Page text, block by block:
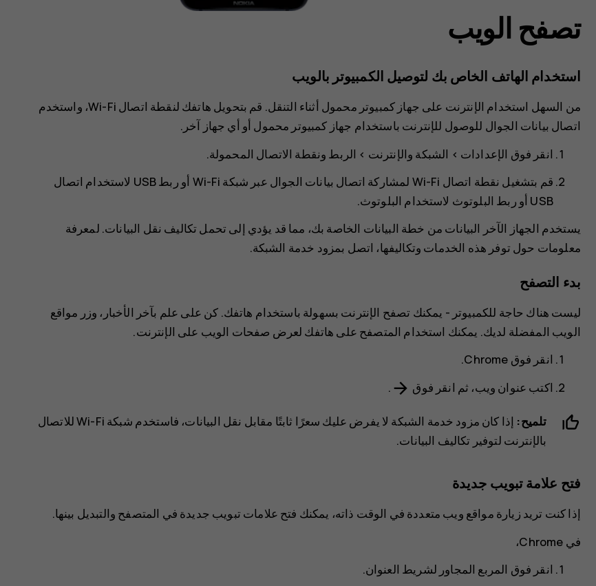
تصفح الويب
استخدام الهاتف الخاص بك لتوصيل الكمبيوتر بالويب
من السهل استخدام الإنترنت على جهاز كمبيوتر محمول أثناء التنقل. قم بتحويل هاتفك لنقطة اتصال Wi-Fi، واستخدم
اتصال بيانات الجوال للوصول للإنترنت باستخدام جهاز كمبيوتر محمول أو أي جهاز آخر.
انقر فوق
>
> الربط ونقطة الاتصال المحمولة‬‏‫.
قم بتشغيل نقطة اتصال Wi-Fi لمشاركة اتصال بيانات الجوال عبر شبكة Wi-Fi أو ربط USB
لاستخدام اتصال
USB أو
ربط البلوتوث لاستخدام البلوتوث.
يستخدم الجهاز الآخر البيانات من خطة البيانات الخاصة بك، مما قد يؤدي إلى تحمل تكاليف نقل البيانات. لمعرفة
معلومات حول توفر هذه الخدمات وتكاليفها، اتصل بمزود خدمة الشبكة.
بدء التصفح
ليست هناك حاجة للكمبيوتر - يمكنك تصفح الإنترنت بسهولة باستخدام هاتفك. كن على علم بآخر الأخبار، وزر مواقع
الويب المفضلة لديك. يمكنك استخدام المتصفح على هاتفك لعرض صفحات الويب على الإنترنت.
انقر فوق Chrome
.
اكتب عنوان ويب، ثم انقر فوق arrow_forward
.
تلميح:
إذا كان مزود خدمة الشبكة لا يفرض عليك سعرًا ثابتًا مقابل نقل البيانات، فاستخدم شبكة Wi-Fi للاتصال
بالإنترنت لتوفير تكاليف البيانات.
فتح علامة تبويب جديدة
إذا كنت تريد زيارة مواقع ويب متعددة في الوقت ذاته، يمكنك فتح علامات تبويب جديدة في المتصفح والتبديل بينها.
في Chrome،
انقر فوق المربع المجاور لشريط العنوان.